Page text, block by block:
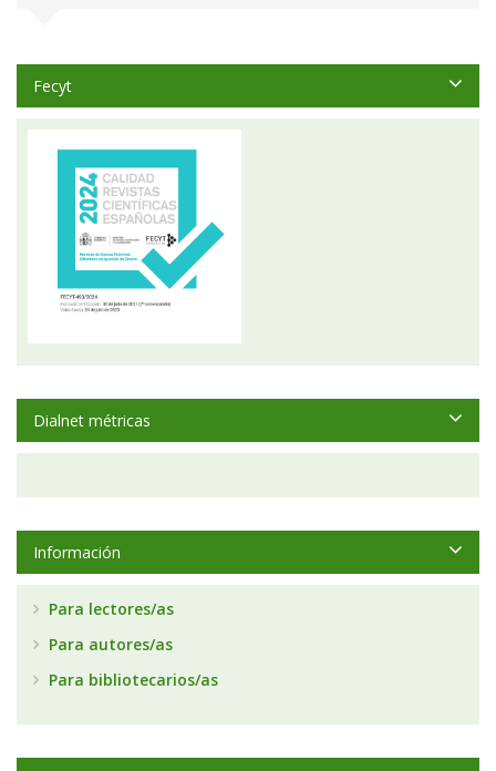
Fecyt
Dialnet métricas
Información
Para lectores/as
Para autores/as
Para bibliotecarios/as